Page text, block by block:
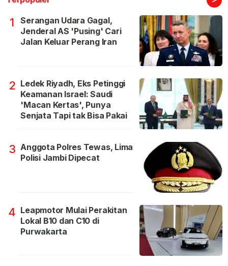
1
Serangan Udara Gagal,
Jenderal AS 'Pusing' Cari
Jalan Keluar Perang Iran
2 Ledek Riyadh, Eks Petinggi
Keamanan Israel: Saudi
'Macan Kertas', Punya
Senjata Tapi tak Bisa Pakai
3 Anggota Polres Tewas, Lima
Polisi Jambi Dipecat
4 Leapmotor Mulai Perakitan
Lokal B10 dan C10 di
Purwakarta